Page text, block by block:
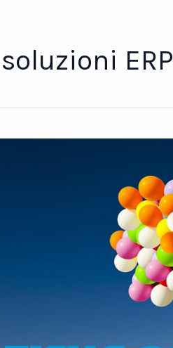
soluzioni ERP